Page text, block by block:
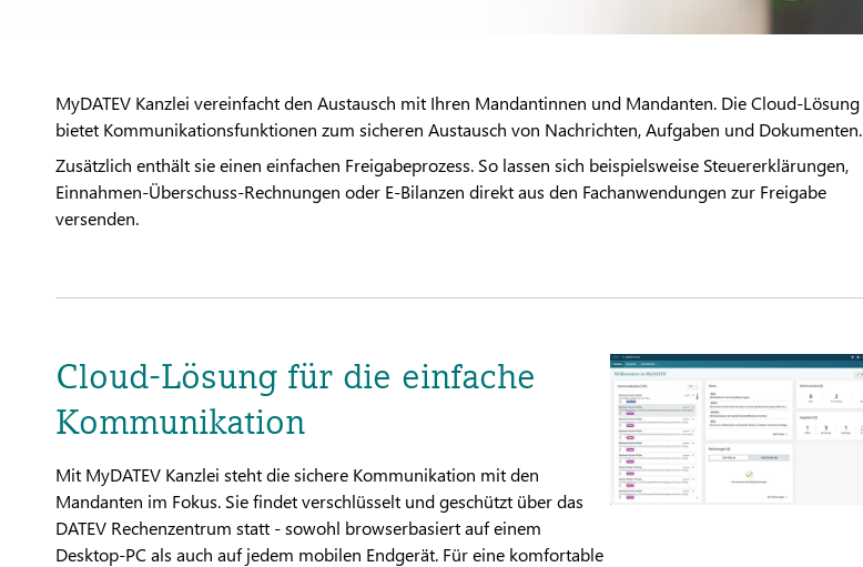
MyDATEV Kanzlei vereinfacht den Austausch mit Ihren Mandantinnen und Mandanten. Die Cloud-Lösung
bietet Kommunikationsfunktionen zum sicheren Austausch von Nachrichten, Aufgaben und Dokumenten.
Zusätzlich enthält sie einen einfachen Freigabeprozess. So lassen sich beispielsweise Steuererklärungen,
Einnahmen-Überschuss-Rechnungen oder E-Bilanzen direkt aus den Fachanwendungen zur Freigabe
versenden.
Cloud-Lösung für die einfache
Kommunikation
Mit MyDATEV Kanzlei steht die sichere Kommunikation mit den
Mandanten im Fokus. Sie findet verschlüsselt und geschützt über das
DATEV Rechenzentrum statt - sowohl browserbasiert auf einem
Desktop-PC als auch auf jedem mobilen Endgerät. Für eine komfortable